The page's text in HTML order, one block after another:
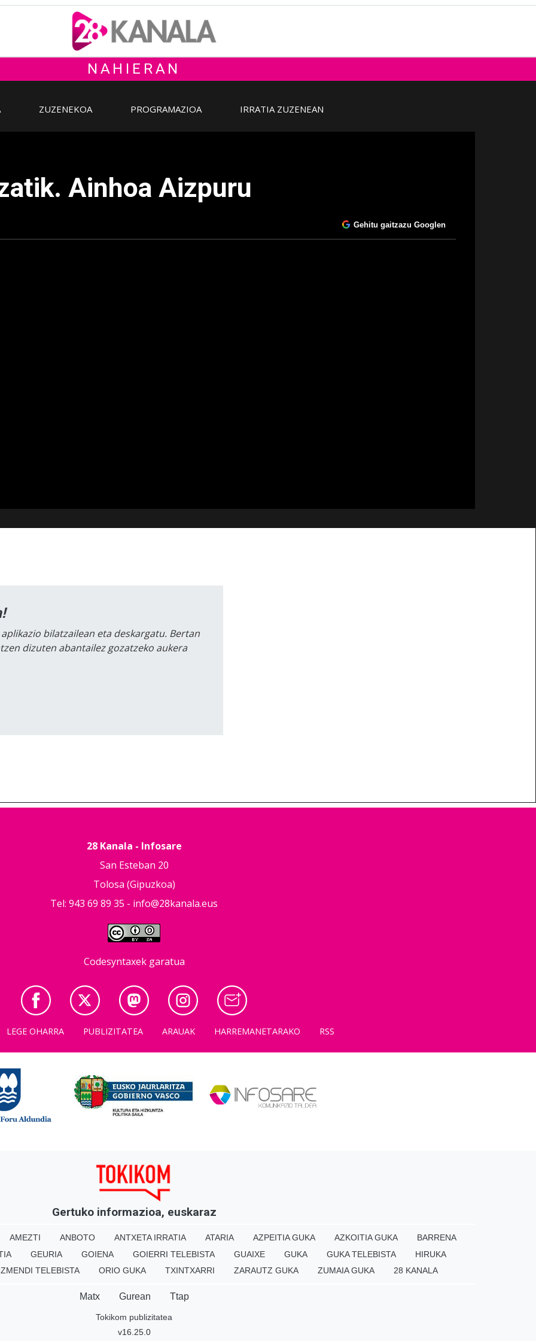
NAHIERAN
ZUZENEKOA PROGRAMAZIOA IRRATIA ZUZENEAN
Ainhoa Aizpuru
Gehitu gaitzazu Googlen
bilatzailean eta deskargatu. Bertan
dizuten abantailez gozatzeko aukera
28 Kanala - Infosare
San Esteban 20
Tolosa (Gipuzkoa)
Tel: 943 69 89 35 - info@28kanala.eus
Codesyntaxek garatua
LEGE OHARRA PUBLIZITATEA ARAUAK HARREMANETARAKO RSS
Gertuko informazioa, euskaraz
AMEZTI ANBOTO ANTXETA IRRATIA ATARIA AZPEITIA GUKA AZKOITIA GUKA
BARRENA
GEURIA GOIENA GOIERRI TELEBISTA GUAIXE GUKA GUKA TELEBISTA
HIRUKA
TELEBISTA ORIO GUKA TXINTXARRI ZARAUTZ GUKA ZUMAIA GUKA 28 KANALA
Matx Gurean Ttap
Tokikom publizitatea
v16.25.0